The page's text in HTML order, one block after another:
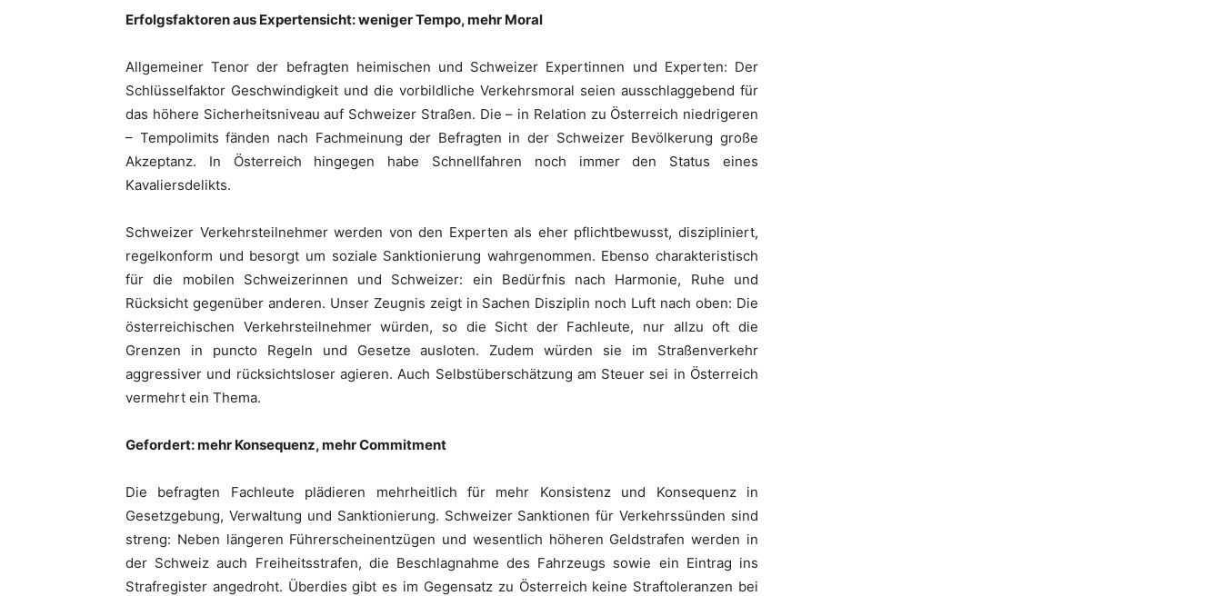
Erfolgsfaktoren aus Expertensicht: weniger Tempo, mehr Moral
Allgemeiner Tenor der befragten heimischen und Schweizer Expertinnen und Experten: Der
Schlüsselfaktor Geschwindigkeit und die vorbildliche Verkehrsmoral seien ausschlaggebend für
das höhere Sicherheitsniveau auf Schweizer Straßen. Die – in Relation zu Österreich niedrigeren
– Tempolimits fänden nach Fachmeinung der Befragten in der Schweizer Bevölkerung große
Akzeptanz. In Österreich hingegen habe Schnellfahren noch immer den Status eines
Kavaliersdelikts.
Schweizer Verkehrsteilnehmer werden von den Experten als eher pflichtbewusst, diszipliniert,
regelkonform und besorgt um soziale Sanktionierung wahrgenommen. Ebenso charakteristisch
für die mobilen Schweizerinnen und Schweizer: ein Bedürfnis nach Harmonie, Ruhe und
Rücksicht gegenüber anderen. Unser Zeugnis zeigt in Sachen Disziplin noch Luft nach oben: Die
österreichischen Verkehrsteilnehmer würden, so die Sicht der Fachleute, nur allzu oft die
Grenzen in puncto Regeln und Gesetze ausloten. Zudem würden sie im Straßenverkehr
aggressiver und rücksichtsloser agieren. Auch Selbstüberschätzung am Steuer sei in Österreich
vermehrt ein Thema.
Gefordert: mehr Konsequenz, mehr Commitment
Die befragten Fachleute plädieren mehrheitlich für mehr Konsistenz und Konsequenz in
Gesetzgebung, Verwaltung und Sanktionierung. Schweizer Sanktionen für Verkehrssünden sind
streng: Neben längeren Führerscheinentzügen und wesentlich höheren Geldstrafen werden in
der Schweiz auch Freiheitsstrafen, die Beschlagnahme des Fahrzeugs sowie ein Eintrag ins
Strafregister angedroht. Überdies gibt es im Gegensatz zu Österreich keine Straftoleranzen bei